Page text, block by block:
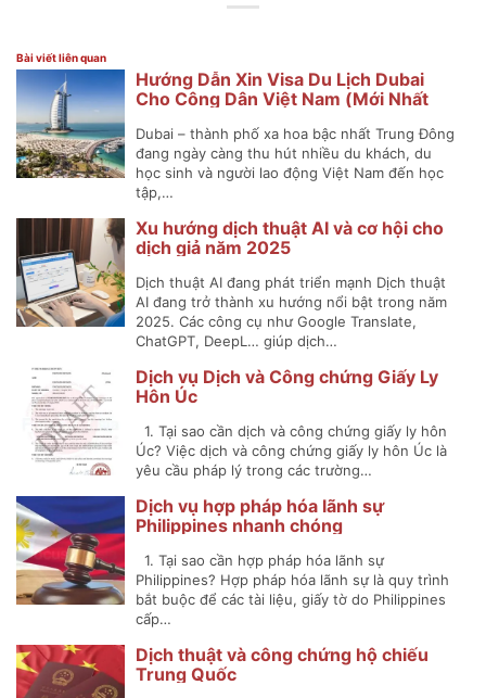
Bài viết liên quan
Hướng Dẫn Xin Visa Du Lịch Dubai
Cho Công Dân Việt Nam (Mới Nhất
Dubai – thành phố xa hoa bậc nhất Trung Đông
đang ngày càng thu hút nhiều du khách, du
học sinh và người lao động Việt Nam đến học
tập,…
Xu hướng dịch thuật AI và cơ hội cho
dịch giả năm 2025
Dịch thuật AI đang phát triển mạnh Dịch thuật
AI đang trở thành xu hướng nổi bật trong năm
2025. Các công cụ như Google Translate,
ChatGPT, DeepL… giúp dịch…
Dịch vụ Dịch và Công chứng Giấy Ly
Hôn Úc
1. Tại sao cần dịch và công chứng giấy ly hôn
Úc? Việc dịch và công chứng giấy ly hôn Úc là
yêu cầu pháp lý trong các trường…
Dịch vụ hợp pháp hóa lãnh sự
Philippines nhanh chóng
1. Tại sao cần hợp pháp hóa lãnh sự
Philippines? Hợp pháp hóa lãnh sự là quy trình
bắt buộc để các tài liệu, giấy tờ do Philippines
cấp…
Dịch thuật và công chứng hộ chiếu
Trung Quốc